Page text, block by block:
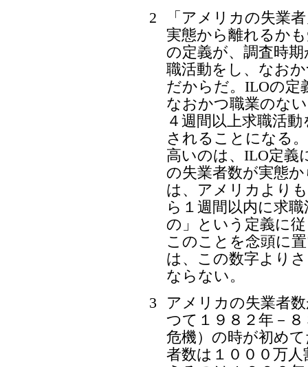
2
「アメリカの失業
実態から離れるか
の定義が、調査時
職活動をし、なお
だからだ。ILOの定
なおかつ職業のな
４週間以上求職活
されることになる
高いのは、ILO定義
の失業者数が実態
は、アメリカより
ら１週間以内に求
の」という定義に
このことを念頭に
は、この数字より
ならない。
3
アメリカの失業者
つて１９８２年－
危機）の時が初め
者数は１０００万